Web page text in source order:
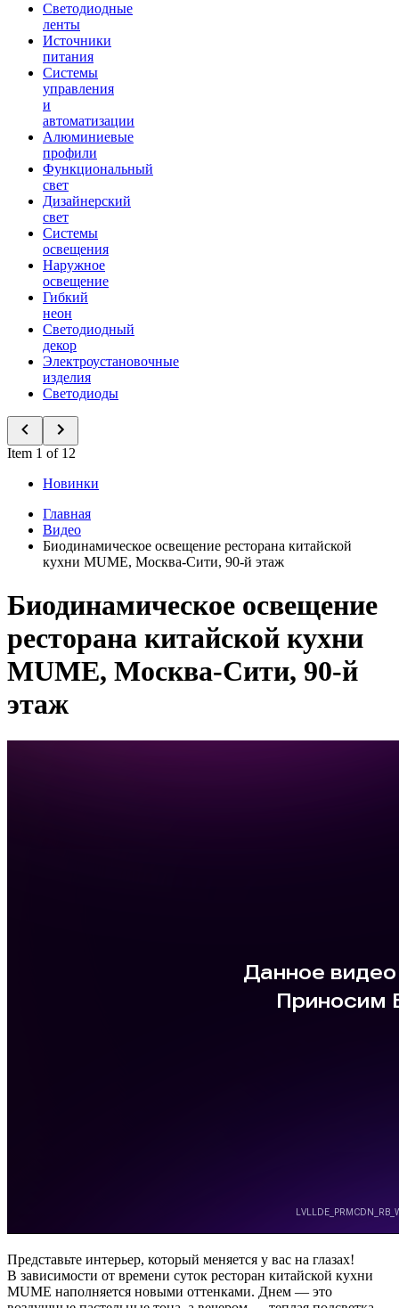
Светодиодные
ленты
Источники
питания
Системы
управления
и
автоматизации
Алюминиевые
профили
Функциональный
свет
Дизайнерский
свет
Системы
освещения
Наружное
освещение
Гибкий
неон
Светодиодный
декор
Электроустановочные
изделия
Светодиоды
Item 1 of 12
Новинки
Главная
Видео
Биодинамическое освещение ресторана китайской
кухни MUME, Москва-Сити, 90-й этаж
Биодинамическое освещение
ресторана китайской кухни
MUME, Москва-Сити, 90-й
этаж
Представьте интерьер, который меняется у вас на глазах!
В зависимости от времени суток ресторан китайской кухни
MUME наполняется новыми оттенками. Днем — это